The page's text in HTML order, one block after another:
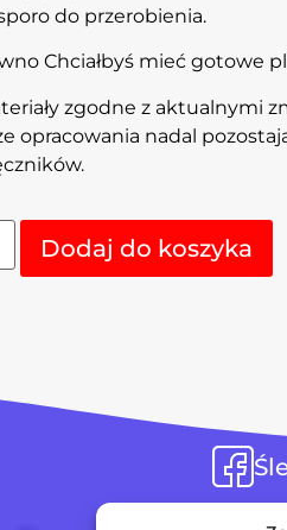
do przerobienia.
Chciałbyś mieć gotowe
zgodne z aktualnymi
opracowania nadal
Dodaj do koszyka